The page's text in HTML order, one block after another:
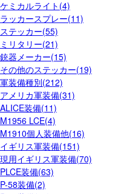
ケミカルライト(4)
ラッカースプレー(11)
ステッカー(55)
ミリタリー(21)
銃器メーカー(15)
その他のステッカー(19)
軍装備種別(212)
アメリカ軍装備(31)
ALICE装備(11)
M1956 LCE(4)
M1910個人装備他(16)
イギリス軍装備(151)
現用イギリス軍装備(70)
PLCE装備(63)
P-58装備(2)